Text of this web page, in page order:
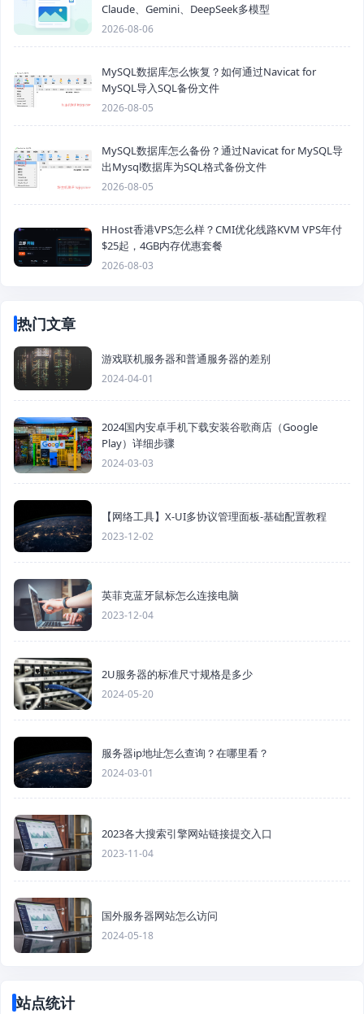
Claude、Gemini、DeepSeek多模型
2026-08-06
MySQL数据库怎么恢复？如何通过Navicat for
MySQL导入SQL备份文件
2026-08-05
MySQL数据库怎么备份？通过Navicat for MySQL导
出Mysql数据库为SQL格式备份文件
2026-08-05
HHost香港VPS怎么样？CMI优化线路KVM VPS年付
$25起，4GB内存优惠套餐
2026-08-03
热门文章
游戏联机服务器和普通服务器的差别
2024-04-01
2024国内安卓手机下载安装谷歌商店（Google
Play）详细步骤
2024-03-03
【网络工具】X-UI多协议管理面板-基础配置教程
2023-12-02
英菲克蓝牙鼠标怎么连接电脑
2023-12-04
2U服务器的标准尺寸规格是多少
2024-05-20
服务器ip地址怎么查询？在哪里看？
2024-03-01
2023各大搜索引擎网站链接提交入口
2023-11-04
国外服务器网站怎么访问
2024-05-18
站点统计